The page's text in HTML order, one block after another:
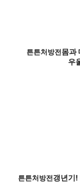
튼튼처방전몸과
우
튼튼처방전갱년기!